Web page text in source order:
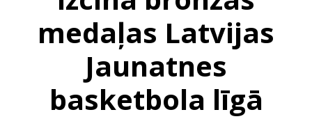
medaļas Latvijas
Jaunatnes
basketbola līgā